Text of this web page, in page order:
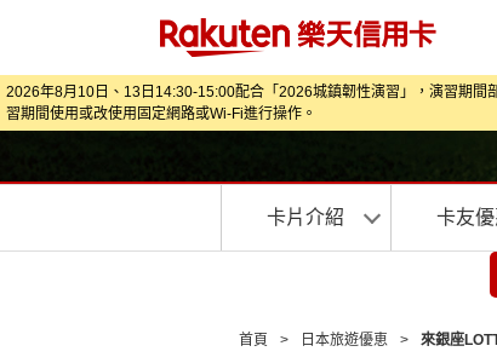
2026年8月10日、13日14:30-15:00配合「2026城鎮韌性演習」，演習期間
習期間使用或改使用固定網路或Wi‑Fi進行操作。
卡片介紹 卡友
首頁 > 日本旅遊優恵 > 來銀座